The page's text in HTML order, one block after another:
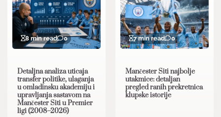
8 min read 0
Detaljna analiza uticaja
transfer politike, ulaganja
u omladinsku akademiju i
upravljanja sastavom na
Mančester Siti u Premier
ligi (2008–2026)
7 min read 0
Mančester Siti najbolje
utakmice: detaljan
pregled ranih prekretnica
klupske istorije